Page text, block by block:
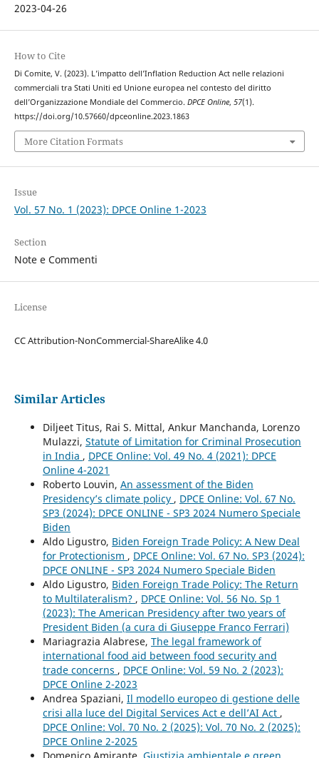
2023-04-26
How to Cite
Di Comite, V. (2023). L’impatto dell’Inflation Reduction Act nelle relazioni
commerciali tra Stati Uniti ed Unione europea nel contesto del diritto
dell’Organizzazione Mondiale del Commercio. DPCE Online, 57(1).
https://doi.org/10.57660/dpceonline.2023.1863
More Citation Formats
Issue
Vol. 57 No. 1 (2023): DPCE Online 1-2023
Section
Note e Commenti
License
CC Attribution-NonCommercial-ShareAlike 4.0
Similar Articles
Diljeet Titus, Rai S. Mittal, Ankur Manchanda, Lorenzo
Mulazzi, Statute of Limitation for Criminal Prosecution
in India , DPCE Online: Vol. 49 No. 4 (2021): DPCE
Online 4-2021
Roberto Louvin, An assessment of the Biden
Presidency’s climate policy , DPCE Online: Vol. 67 No.
SP3 (2024): DPCE ONLINE - SP3 2024 Numero Speciale
Biden
Aldo Ligustro, Biden Foreign Trade Policy: A New Deal
for Protectionism , DPCE Online: Vol. 67 No. SP3 (2024):
DPCE ONLINE - SP3 2024 Numero Speciale Biden
Aldo Ligustro, Biden Foreign Trade Policy: The Return
to Multilateralism? , DPCE Online: Vol. 56 No. Sp 1
(2023): The American Presidency after two years of
President Biden (a cura di Giuseppe Franco Ferrari)
Mariagrazia Alabrese, The legal framework of
international food aid between food security and
trade concerns , DPCE Online: Vol. 59 No. 2 (2023):
DPCE Online 2-2023
Andrea Spaziani, Il modello europeo di gestione delle
crisi alla luce del Digital Services Act e dell’AI Act ,
DPCE Online: Vol. 70 No. 2 (2025): Vol. 70 No. 2 (2025):
DPCE Online 2-2025